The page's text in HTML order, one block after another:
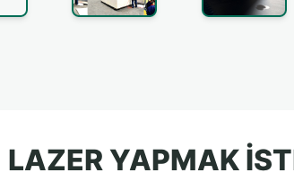
LAZER YAPMAK